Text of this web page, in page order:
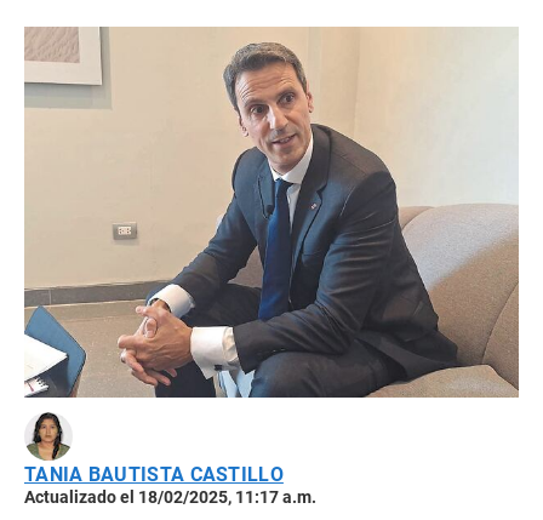
TANIA BAUTISTA CASTILLO
Actualizado el 18/02/2025, 11:17 a.m.